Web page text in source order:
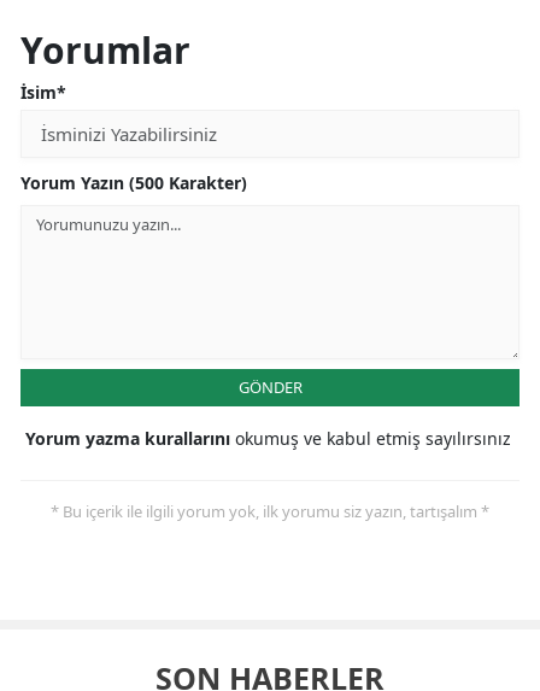
Yorumlar
İsim*
Yorum Yazın (500 Karakter)
GÖNDER
Yorum yazma kurallarını okumuş ve kabul etmiş sayılırsınız
* Bu içerik ile ilgili yorum yok, ilk yorumu siz yazın, tartışalım *
SON HABERLER